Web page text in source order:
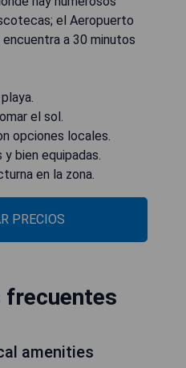
el Aeropuerto
a 30 minutos
el sol.
opciones locales.
bien equipadas.
en la zona.
PRECIOS
frecuentes
amenities